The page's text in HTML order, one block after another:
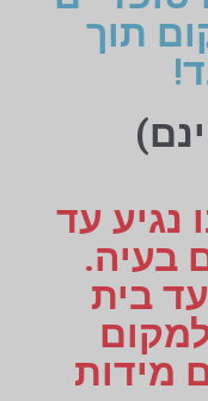
תוך
נגיע עד
בעיה.
בית
מידות